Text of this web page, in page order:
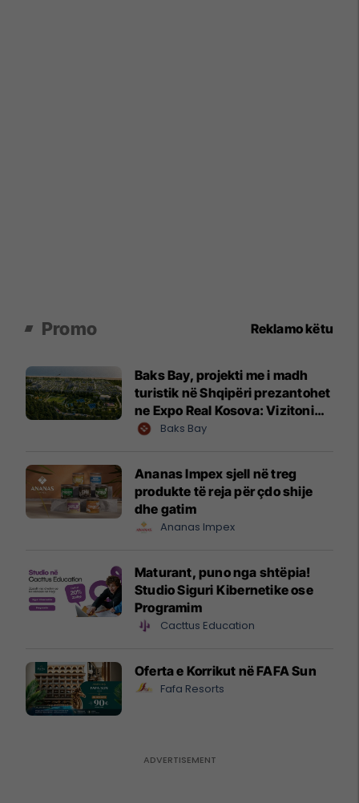
Promo Reklamo këtu
Baks Bay, projekti me i madh
turistik në Shqipëri prezantohet
ne Expo Real Kosova: Vizitoni
shtandin dhe zbuloni
Baks Bay
Ananas Impex sjell në treg
produkte të reja për çdo shije
dhe gatim
Ananas Impex
Maturant, puno nga shtëpia!
Studio Siguri Kibernetike ose
Programim
Cacttus Education
Oferta e Korrikut në FAFA Sun
Fafa Resorts